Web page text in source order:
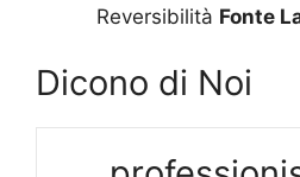
Reversibilità Fonte
Dicono di Noi